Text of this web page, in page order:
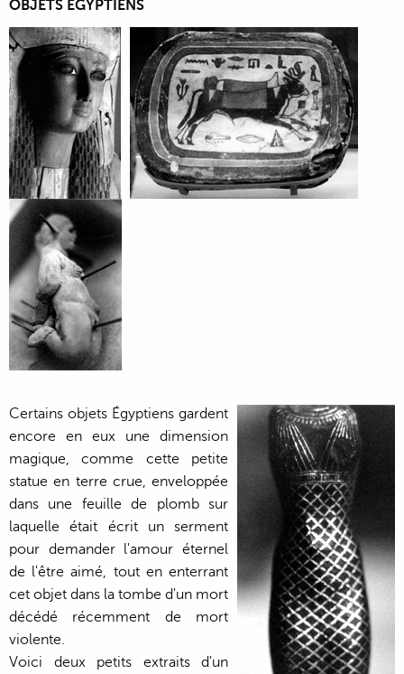
OBJETS ÉGYPTIENS
Certains objets Égyptiens gardent
encore en eux une dimension
magique, comme cette petite
statue en terre crue, enveloppée
dans une feuille de plomb sur
laquelle était écrit un serment
pour demander l'amour éternel
de l'être aimé, tout en enterrant
cet objet dans la tombe d'un mort
décédé récemment de mort
violente.
Voici deux petits extraits d'un